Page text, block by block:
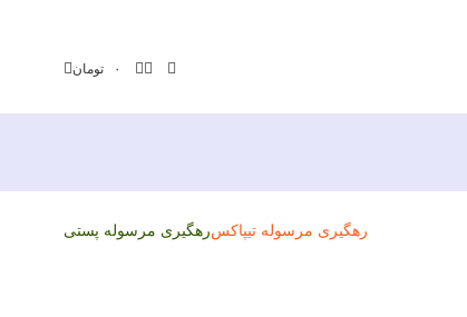
۰ تومان
رهگیری مرسوله تیپاکسرهگیری مرسوله پستی